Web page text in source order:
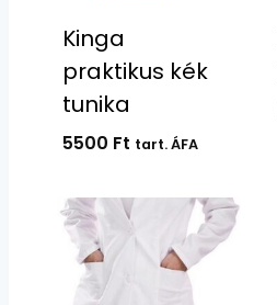
Kinga
praktikus kék
tunika
5500 Ft tart. ÁFA